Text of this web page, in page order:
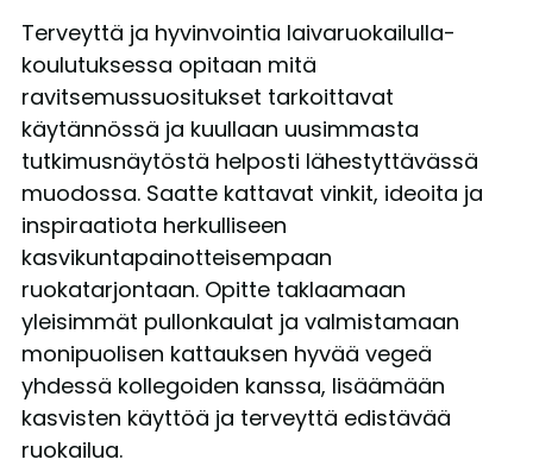
Terveyttä ja hyvinvointia laivaruokailulla-
koulutuksessa opitaan mitä
ravitsemussuositukset tarkoittavat
käytännössä ja kuullaan uusimmasta
tutkimusnäytöstä helposti lähestyttävässä
muodossa. Saatte kattavat vinkit, ideoita ja
inspiraatiota herkulliseen
kasvikuntapainotteisempaan
ruokatarjontaan. Opitte taklaamaan
yleisimmät pullonkaulat ja valmistamaan
monipuolisen kattauksen hyvää vegeä
yhdessä kollegoiden kanssa, lisäämään
kasvisten käyttöä ja terveyttä edistävää
ruokailua.